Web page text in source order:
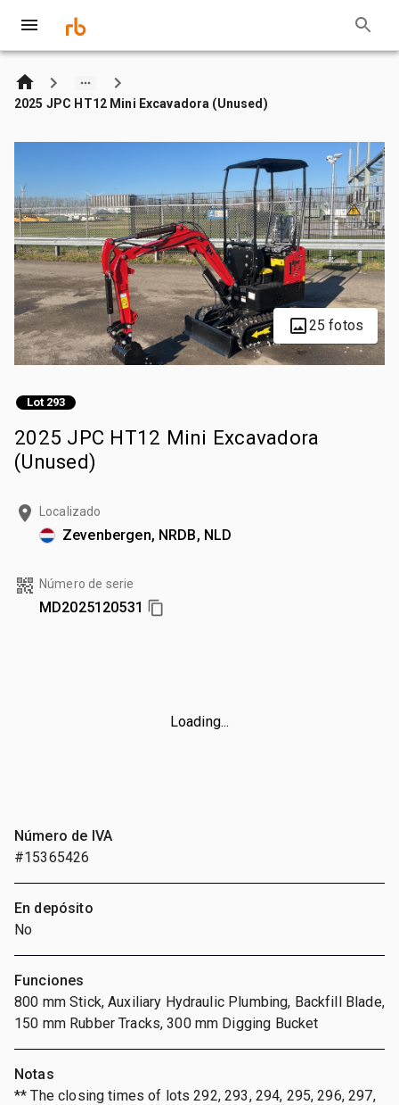
2025 JPC HT12 Mini Excavadora (Unused)
25 fotos
Lot 293
2025 JPC HT12 Mini Excavadora
(Unused)
Localizado
Zevenbergen, NRDB, NLD
Número de serie
MD2025120531
Loading...
Número de IVA
#15365426
En depósito
No
Funciones
800 mm Stick, Auxiliary Hydraulic Plumbing, Backfill Blade,
150 mm Rubber Tracks, 300 mm Digging Bucket
Notas
** The closing times of lots 292, 293, 294, 295, 296, 297,